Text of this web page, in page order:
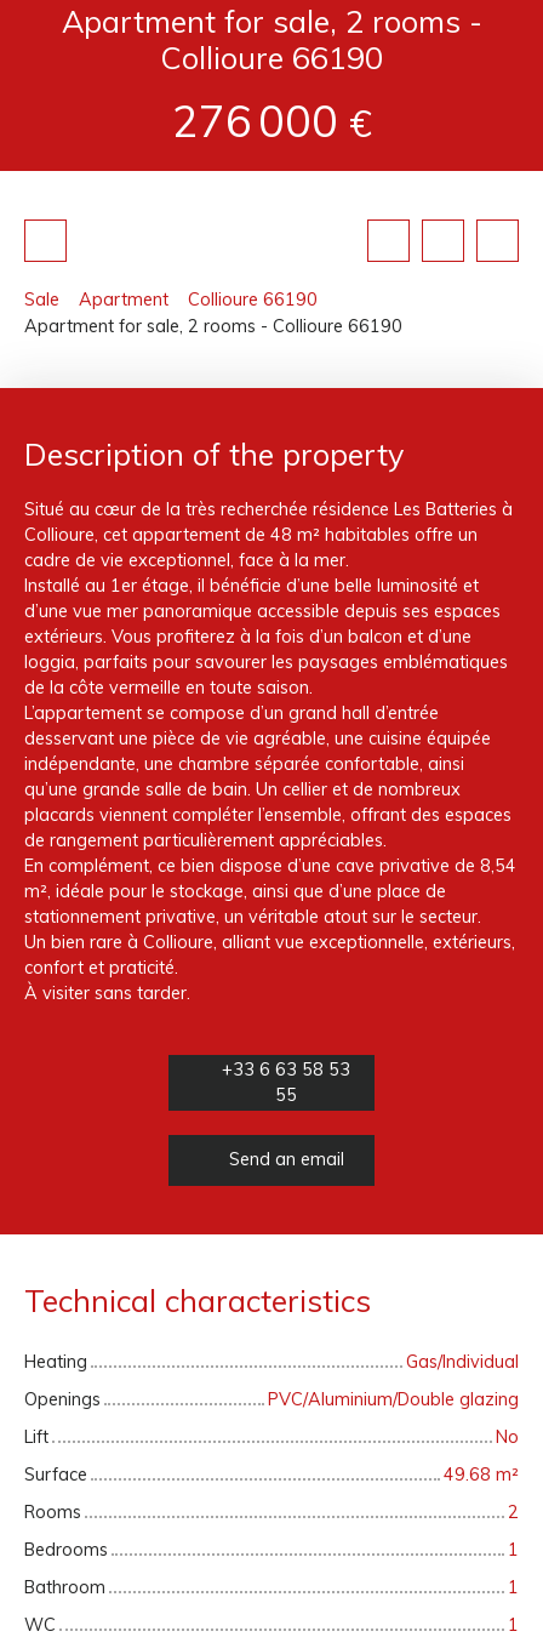
Apartment for sale, 2 rooms -
Collioure 66190
276 000 €
Sale Apartment
Collioure 66190
Apartment for sale, 2 rooms - Collioure 66190
Description of the property
Situé au cœur de la très recherchée résidence Les Batteries à
Collioure, cet appartement de 48 m² habitables offre un
cadre de vie exceptionnel, face à la mer.
Installé au 1er étage, il bénéficie d’une belle luminosité et
d’une vue mer panoramique accessible depuis ses espaces
extérieurs. Vous profiterez à la fois d’un balcon et d’une
loggia, parfaits pour savourer les paysages emblématiques
de la côte vermeille en toute saison.
L’appartement se compose d’un grand hall d’entrée
desservant une pièce de vie agréable, une cuisine équipée
indépendante, une chambre séparée confortable, ainsi
qu’une grande salle de bain. Un cellier et de nombreux
placards viennent compléter l’ensemble, offrant des espaces
de rangement particulièrement appréciables.
En complément, ce bien dispose d’une cave privative de 8,54
m², idéale pour le stockage, ainsi que d’une place de
stationnement privative, un véritable atout sur le secteur.
Un bien rare à Collioure, alliant vue exceptionnelle, extérieurs,
confort et praticité.
À visiter sans tarder.
+33 6 63 58 53
55
Send an email
Technical characteristics
Heating
Gas/Individual
Openings
PVC/Aluminium/Double glazing
Lift
No
Surface
49.68 m²
Rooms
2
Bedrooms
1
Bathroom
1
WC
1